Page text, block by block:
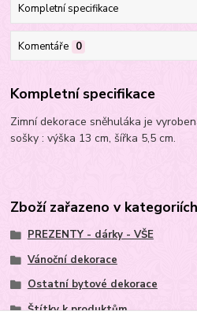
Kompletní specifikace
Komentáře 0
Kompletní specifikace
Zimní dekorace sněhuláka je
sošky : výška 13 cm, šířka 5,5 cm.
Zboží zařazeno v kategoriích
PREZENTY - dárky - VŠE
Vánoční dekorace
Ostatní bytové dekorace
Štítky k produktům